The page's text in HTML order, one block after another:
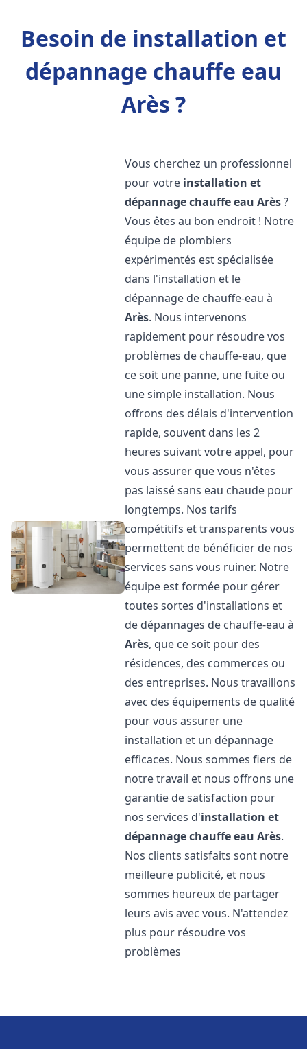
Besoin de installation et
dépannage chauffe eau
Arès ?
Vous cherchez un professionnel
pour votre installation et
dépannage chauffe eau Arès?
Vous êtes au bon endroit ! Notre
équipe de plombiers
expérimentés est spécialisée
dans l'installation et le
dépannage de chauffe-eau à
Arès. Nous intervenons
rapidement pour résoudre vos
problèmes de chauffe-eau, que
ce soit une panne, une fuite ou
une simple installation. Nous
offrons des délais d'intervention
rapide, souvent dans les 2
heures suivant votre appel, pour
vous assurer que vous n'êtes
pas laissé sans eau chaude pour
longtemps. Nos tarifs
compétitifs et transparents vous
permettent de bénéficier de nos
services sans vous ruiner. Notre
équipe est formée pour gérer
toutes sortes d'installations et
de dépannages de chauffe-eau à
Arès, que ce soit pour des
résidences, des commerces ou
des entreprises. Nous travaillons
avec des équipements de qualité
pour vous assurer une
installation et un dépannage
efficaces. Nous sommes fiers de
notre travail et nous offrons une
garantie de satisfaction pour
nos services d'installation et
dépannage chauffe eau Arès.
Nos clients satisfaits sont notre
meilleure publicité, et nous
sommes heureux de partager
leurs avis avec vous. N'attendez
plus pour résoudre vos
problèmes